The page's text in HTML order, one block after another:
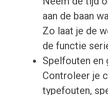
aan de baan
Zo laat je de
de functie
Spelfouten en
Controleer je
typefouten,